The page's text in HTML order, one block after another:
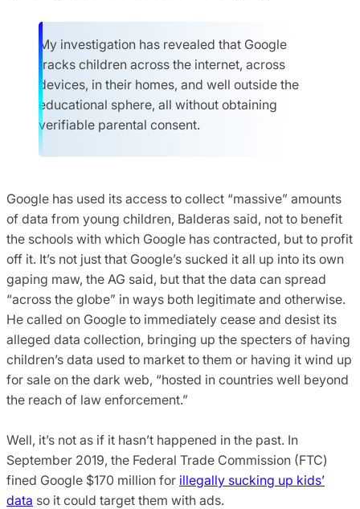
My investigation has revealed that Google
tracks children across the internet, across
devices, in their homes, and well outside the
educational sphere, all without obtaining
verifiable parental consent.
Google has used its access to collect “massive” amounts
of data from young children, Balderas said, not to benefit
the schools with which Google has contracted, but to profit
off it. It’s not just that Google’s sucked it all up into its own
gaping maw, the AG said, but that the data can spread
“across the globe” in ways both legitimate and otherwise.
He called on Google to immediately cease and desist its
alleged data collection, bringing up the specters of having
children’s data used to market to them or having it wind up
for sale on the dark web, “hosted in countries well beyond
the reach of law enforcement.”
Well, it’s not as if it hasn’t happened in the past. In
September 2019, the Federal Trade Commission (FTC)
fined Google $170 million for illegally sucking up kids’
data so it could target them with ads.